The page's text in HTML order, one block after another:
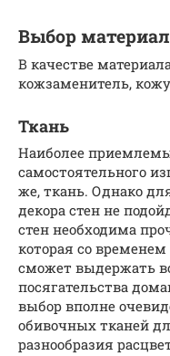
Выбор
В качестве
кожзаменитель,
Ткань
Наиболее
самостоятельного
же, ткань. Однако
декора стен не
стен необходима
которая со временем
сможет выдержать
посягательства
выбор вполне
обивочных тканей
разнообразия